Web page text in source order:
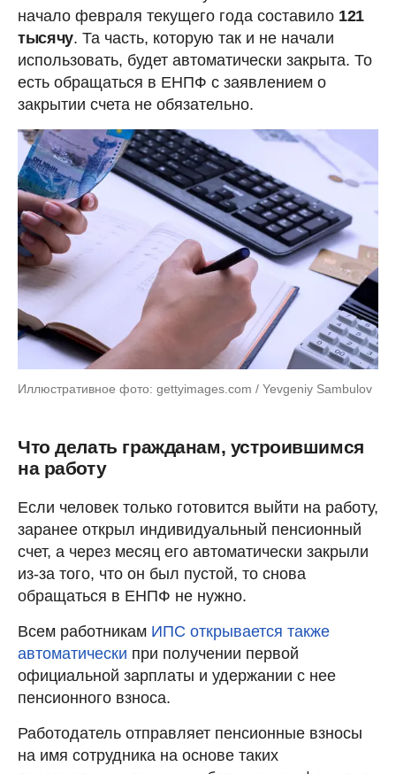
начало февраля текущего года составило 121
тысячу. Та часть, которую так и не начали
использовать, будет автоматически закрыта. То
есть обращаться в ЕНПФ с заявлением о
закрытии счета не обязательно.
Иллюстративное фото: gettyimages.com / Yevgeniy Sambulov
Что делать гражданам, устроившимся
на работу
Если человек только готовится выйти на работу,
заранее открыл индивидуальный пенсионный
счет, а через месяц его автоматически закрыли
из-за того, что он был пустой, то снова
обращаться в ЕНПФ не нужно.
Всем работникам ИПС открывается также
автоматически при получении первой
официальной зарплаты и удержании с нее
пенсионного взноса.
Работодатель отправляет пенсионные взносы
на имя сотрудника на основе таких